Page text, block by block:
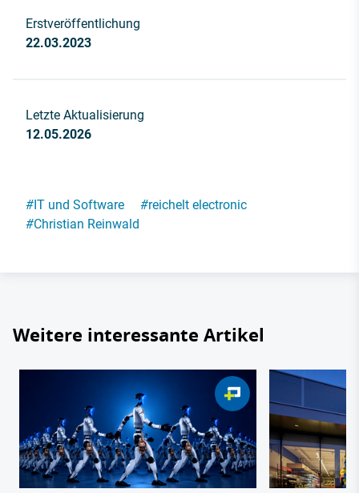
Erstveröffentlichung
22.03.2023
Letzte Aktualisierung
12.05.2026
#IT und Software #reichelt electronic
#Christian Reinwald
Weitere interessante Artikel